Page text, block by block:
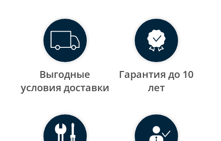
Выгодные
уcловия доставки
Гарантия до 10
лет